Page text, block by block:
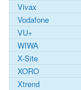
Vivax
Vodafone
VU+
WIWA
X-Site
XORO
Xtrend